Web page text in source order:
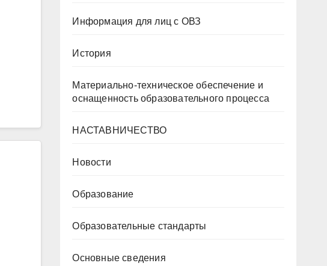
Информация для лиц с ОВЗ
История
Материально-техническое обеспечение и
оснащенность образовательного процесса
НАСТАВНИЧЕСТВО
Новости
Образование
Образовательные стандарты
Основные сведения